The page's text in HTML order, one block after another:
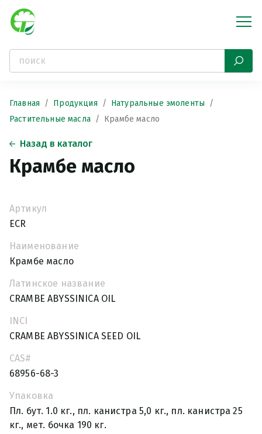
Главная Продукция
Натуральные эмоленты
Растительные масла
Крамбе масло
Назад в каталог
Крамбе масло
Артикул
ECR
Наименование
Крамбе масло
Латинское название
CRAMBE ABYSSINICA OIL
INCI
CRAMBE ABYSSINICA SEED OIL
CAS#
68956-68-3
Упаковка
Пл. бут. 1.0 кг., пл. канистра 5,0 кг., пл. канистра 25
кг., мет. бочка 190 кг.